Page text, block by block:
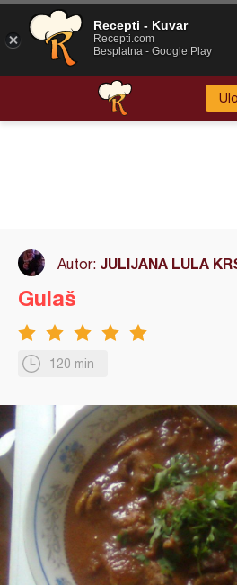
Autor: JULIJANA LULA
120 min
Gulaš
Recepti - Kuvar
Recepti.com
Besplatna - Google Play